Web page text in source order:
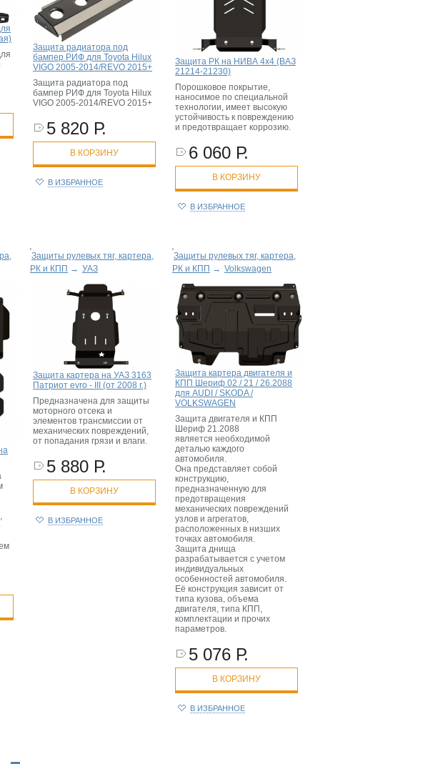
Защита радиатора под
бампер РИФ для Toyota Hilux
VIGO 2005-2014/REVO 2015+
Защита радиатора под
бампер РИФ для Toyota Hilux
VIGO 2005-2014/REVO 2015+
5 820 Р.
В КОРЗИНУ
В ИЗБРАННОЕ
Защита РК на НИВА 4x4 (ВАЗ
21214-21230)
Порошковое покрытие,
наносимое по специальной
технологии, имеет высокую
устойчивость к повреждению
и предотвращает коррозию.
6 060 Р.
В КОРЗИНУ
В ИЗБРАННОЕ
Защиты рулевых тяг, картера,
РК и КПП → УАЗ
Защита картера на УАЗ 3163
Патриот evro - III (от 2008 г.)
Предназначена для защиты
моторного отсека и
элементов трансмиссии от
механических повреждений,
от попадания грязи и влаги.
5 880 Р.
В КОРЗИНУ
В ИЗБРАННОЕ
Защиты рулевых тяг, картера,
РК и КПП → Volkswagen
Защита картера двигателя и
КПП Шериф 02 / 21 / 26.2088
для AUDI / SKODA /
VOLKSWAGEN
Защита двигателя и КПП
Шериф 21.2088
является необходимой
деталью каждого
автомобиля.
Она представляет собой
конструкцию,
предназначенную для
предотвращения
механических повреждений
узлов и агрегатов,
расположенных в низших
точках автомобиля.
Защита днища
разрабатывается с учетом
индивидуальных
особенностей автомобиля.
Её конструкция зависит от
типа кузова, объема
двигателя, типа КПП,
комплектации и прочих
параметров.
5 076 Р.
В КОРЗИНУ
В ИЗБРАННОЕ